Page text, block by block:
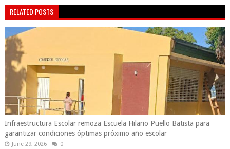
RELATED POSTS
Infraestructura Escolar remoza Escuela Hilario Puello Batista para
garantizar condiciones óptimas próximo año escolar
June 29, 2026 0